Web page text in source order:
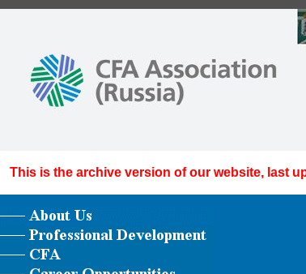
This is the archive version of our website, last